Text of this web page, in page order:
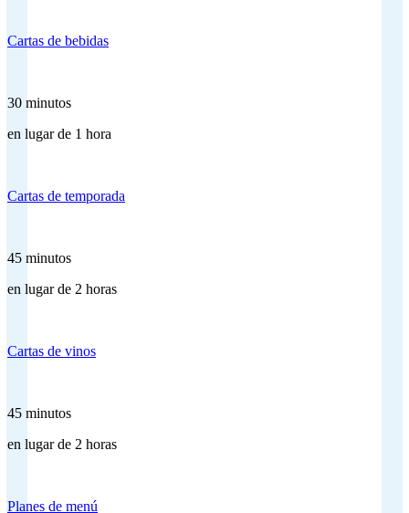
Cartas de bebidas
30 minutos
en lugar de 1 hora
Cartas de temporada
45 minutos
en lugar de 2 horas
Cartas de vinos
45 minutos
en lugar de 2 horas
Planes de menú